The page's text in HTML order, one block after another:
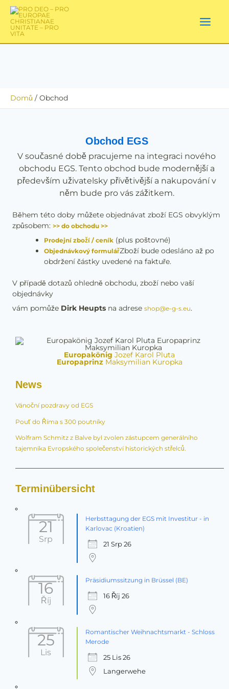
obsah
Domů Obchod
Obchod EGS
V současné době pracujeme na integraci nového
obchodu EGS. Tento obchod bude modernější a
především uživatelsky přívětivější a nakupování v
něm bude pro vás zážitkem.
Během této doby můžete objednávat zboží EGS obvyklým
způsobem:>> do obchodu >>
Prodejní zboží / ceník (plus poštovné)
Objednávkový formulářZboží bude odesláno až po
obdržení částky uvedené na faktuře.
V případě dotazů ohledně obchodu, zboží nebo vaší
objednávky
vám pomůže Dirk Heupts na adreseshop@e-g-s.eu.
Europakönig Jozef Karol Pluta
EuropaprinzMaksymilian Kuropka
News
Vánoční pozdravy od EGS
Pouť do Říma s 300 poutníky
Wolfram Schmitz z Balve byl zvolen zástupcem generálního
tajemníka Evropského společenství historických střelců.
Terminübersicht
21
Srp
Herbsttagung der EGS mit Investitur - in
Karlovac (Kroatien)
21 Srp 26
16
Říj
Präsidiumssitzung in Brüssel (BE)
16 Říj 26
25
Lis
Romantischer Weihnachtsmarkt - Schloss
Merode
25 Lis 26
Langerwehe